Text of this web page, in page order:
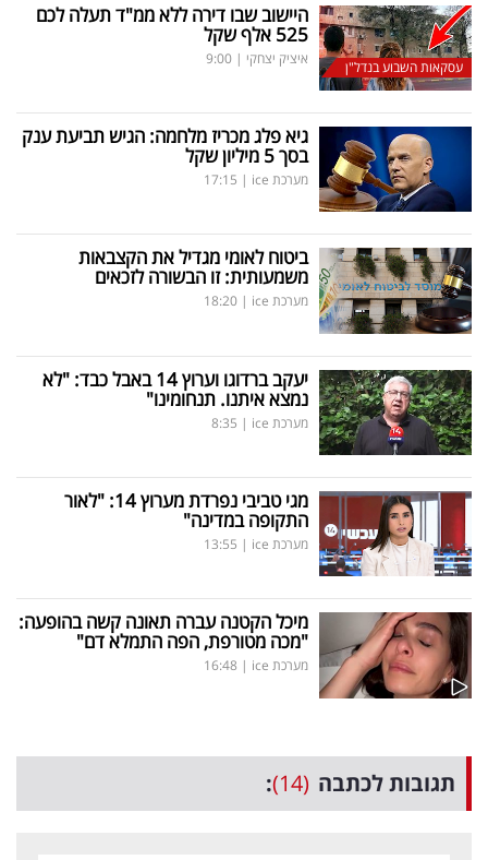
עסקאות השבוע בנדל"ן
היישוב שבו דירה ללא ממ"ד תעלה לכם
525 אלף שקל
איציק יצחקי |
9:00
גיא פלג מכריז מלחמה: הגיש תביעת ענק
בסך 5 מיליון שקל
מערכת ice |
17:15
ביטוח לאומי מגדיל את הקצבאות
משמעותית: זו הבשורה לזכאים
מערכת ice |
18:20
יעקב ברדוגו וערוץ 14 באבל כבד: "לא
נמצא איתנו. תנחומינו"
מערכת ice |
8:35
מגי טביבי נפרדת מערוץ 14: "לאור
התקופה במדינה"
מערכת ice |
13:55
מיכל הקטנה עברה תאונה קשה בהופעה:
"מכה מטורפת, הפה התמלא דם"
מערכת ice |
16:48
תגובות לכתבה (14)
: